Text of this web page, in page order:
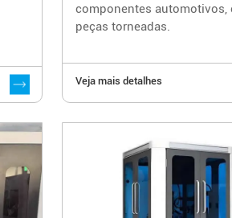
componentes automotivos,
peças torneadas.
Veja mais detalhes